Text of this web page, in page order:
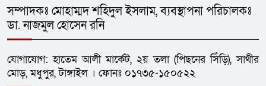
সম্পাদকঃ মোহাম্মদ শহিদুল ইসলাম, ব্যবস্থাপনা পরিচালকঃ
ডা. নাজমুল হোসেন রনি
যোগাযোগ: হাতেম আলী মার্কেট, ২য় তলা (পিছনের সিঁড়ি), সাথীর
মোড়, মধুপুর, টাঙ্গাইল । ফোনঃ ০১৭৩৫-১৫০৫২২